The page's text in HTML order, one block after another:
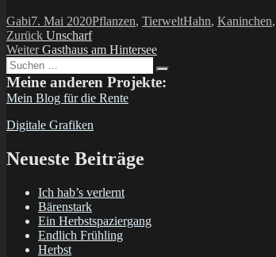
Autor
GabiVeröffentlicht
am
7. Mai 2020Kategorien
Pflanzen, TierweltSchlagwörter
Hahn, Kaninchen,
Beitragsnavigation
Zurück Vorheriger
Beitrag:
Unscharf
Weiter Nächster
Beitrag:
Gasthaus am Hintersee
Suchen
nach:
Meine anderen Projekte:
Mein Blog für die Rente
Digitale Grafiken
Neueste Beiträge
Ich hab’s verlernt
Bärenstark
Ein Herbstspaziergang
Endlich Frühling
Herbst